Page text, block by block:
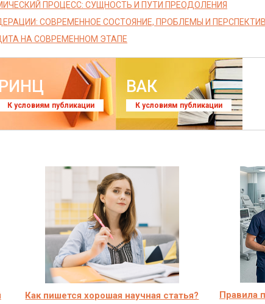
ПРОЦЕСС: СУЩНОСТЬ И ПУТИ ПРЕОДОЛЕНИЯ
СОВРЕМЕННОЕ СОСТОЯНИЕ, ПРОБЛЕМЫ И
НА СОВРЕМЕННОМ ЭТАПЕ
РИНЦ
К условиям публикации
ВАК
К условиям публикации
Как пишется хорошая научная статья?
Правила